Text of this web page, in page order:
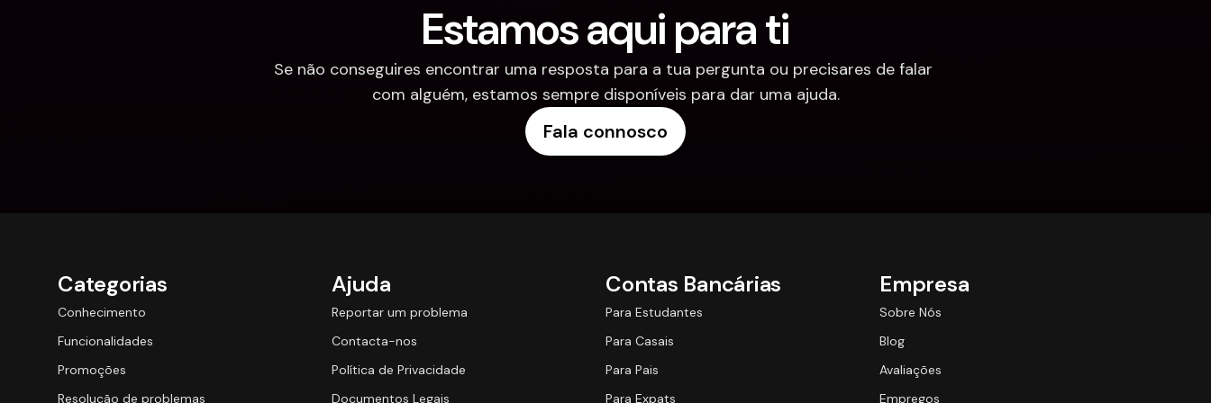
Estamos aqui para ti
Se não conseguires encontrar uma resposta para a tua pergunta ou precisares de falar
com alguém, estamos sempre disponíveis para dar uma ajuda.
Fala connosco
Categorias
Conhecimento
Funcionalidades
Promoções
Resolução de problemas
Ajuda
Reportar um problema
Contacta-nos
Política de Privacidade
Documentos Legais
Contas Bancárias
Para Estudantes
Para Casais
Para Pais
Para Expats
Empresa
Sobre Nós
Blog
Avaliações
Empregos